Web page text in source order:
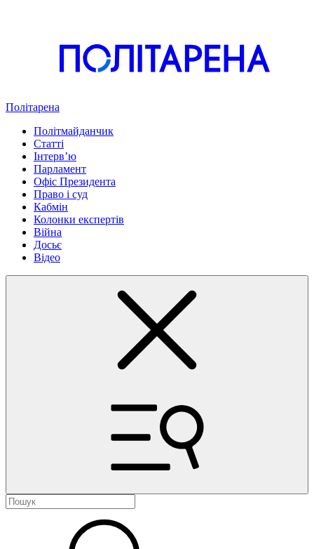
Політарена
Політмайданчик
Статті
Інтервʼю
Парламент
Офіс Президента
Право і суд
Кабмін
Колонки експертів
Війна
Досьє
Відео